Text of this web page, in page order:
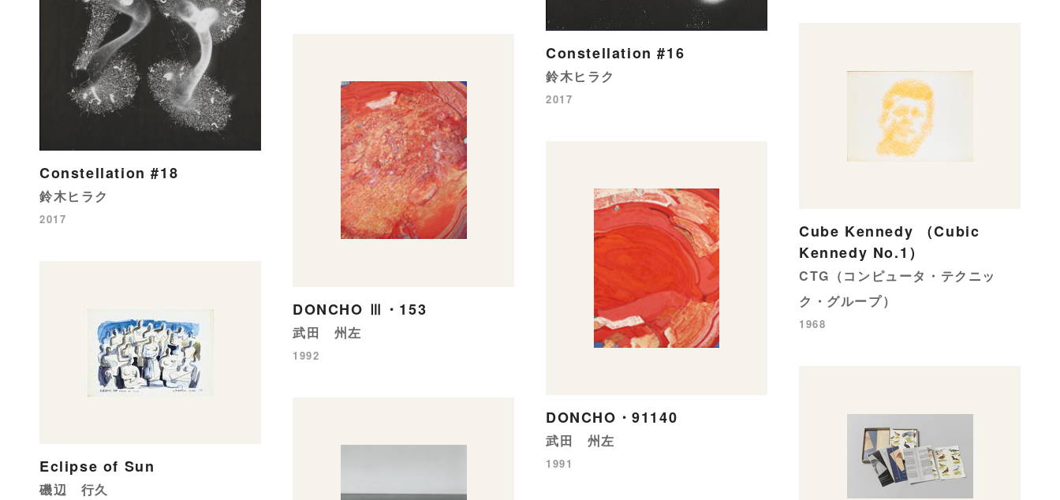
Constellation #16
鈴木ヒラク
2017
Constellation #18
鈴木ヒラク
2017
Cube Kennedy （Cubic
Kennedy No.1）
CTG（コンピュータ・テクニッ
ク・グループ）
1968
DONCHO Ⅲ・153
武田 州左
1992
DONCHO・91140
武田 州左
1991
Eclipse of Sun
磯辺 行久